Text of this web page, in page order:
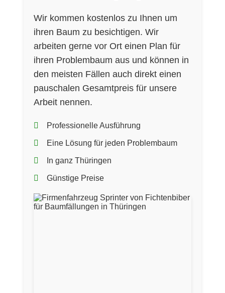
Wir kommen kostenlos zu Ihnen um
ihren Baum zu besichtigen. Wir
arbeiten gerne vor Ort einen Plan für
ihren Problembaum aus und können in
den meisten Fällen auch direkt einen
pauschalen Gesamtpreis für unsere
Arbeit nennen.
Professionelle Ausführung
Eine Lösung für jeden Problembaum
In ganz Thüringen
Günstige Preise